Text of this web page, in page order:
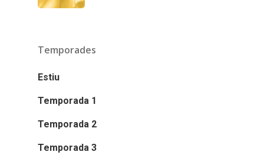
Temporades
Estiu
Temporada 1
Temporada 2
Temporada 3